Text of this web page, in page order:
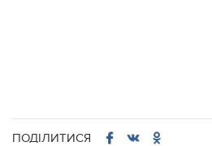
ПОДІЛИТИСЯ